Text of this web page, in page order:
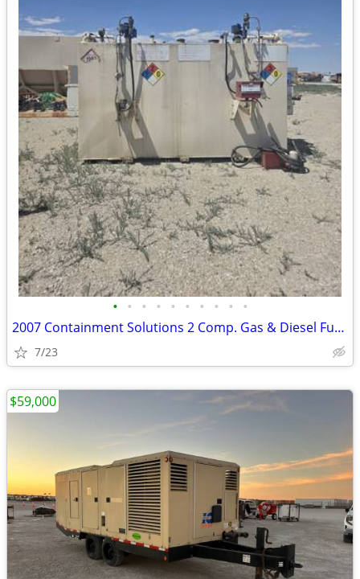
• • • • • • • • • •
2007 Containment Solutions 2 Comp. Gas & Diesel Fuel Tank # 4770
7/23
$59,000